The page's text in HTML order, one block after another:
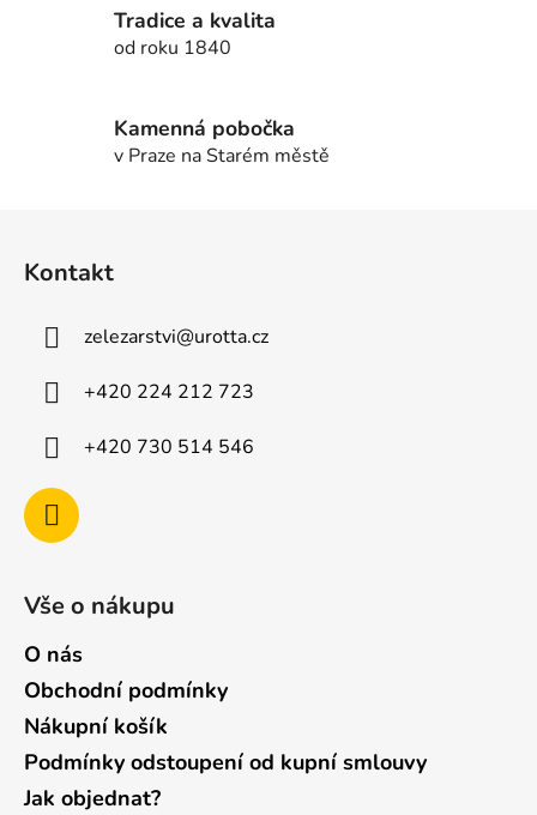
k
ý
p
i
Tradice a kvalita
od roku 1840
Kamenná pobočka
v Praze na Starém městě
Kontakt
zelezarstvi@urotta.cz
+420 224 212 723
+420 730 514 546
Vše o nákupu
O nás
Obchodní podmínky
Nákupní košík
Podmínky odstoupení od kupní smlouvy
Jak objednat?